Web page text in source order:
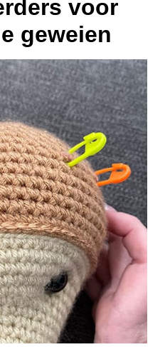
voor
geweien